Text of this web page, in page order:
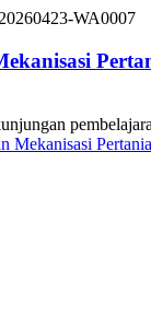
Mekanisasi